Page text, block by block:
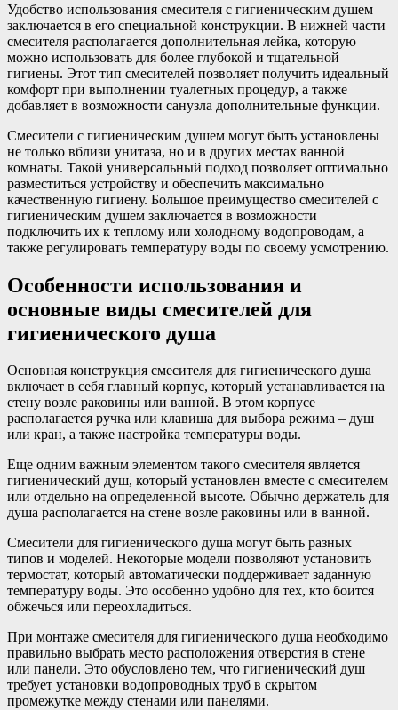
Удобство использования смесителя с гигиеническим душем
заключается в его специальной конструкции. В нижней части
смесителя располагается дополнительная лейка, которую
можно использовать для более глубокой и тщательной
гигиены. Этот тип смесителей позволяет получить идеальный
комфорт при выполнении туалетных процедур, а также
добавляет в возможности санузла дополнительные функции.
Смесители с гигиеническим душем могут быть установлены
не только вблизи унитаза, но и в других местах ванной
комнаты. Такой универсальный подход позволяет оптимально
разместиться устройству и обеспечить максимально
качественную гигиену. Большое преимущество смесителей с
гигиеническим душем заключается в возможности
подключить их к теплому или холодному водопроводам, а
также регулировать температуру воды по своему усмотрению.
Особенности использования и
основные виды смесителей для
гигиенического душа
Основная конструкция смесителя для гигиенического душа
включает в себя главный корпус, который устанавливается на
стену возле раковины или ванной. В этом корпусе
располагается ручка или клавиша для выбора режима – душ
или кран, а также настройка температуры воды.
Еще одним важным элементом такого смесителя является
гигиенический душ, который установлен вместе с смесителем
или отдельно на определенной высоте. Обычно держатель для
душа располагается на стене возле раковины или в ванной.
Смесители для гигиенического душа могут быть разных
типов и моделей. Некоторые модели позволяют установить
термостат, который автоматически поддерживает заданную
температуру воды. Это особенно удобно для тех, кто боится
обжечься или переохладиться.
При монтаже смесителя для гигиенического душа необходимо
правильно выбрать место расположения отверстия в стене
или панели. Это обусловлено тем, что гигиенический душ
требует установки водопроводных труб в скрытом
промежутке между стенами или панелями.